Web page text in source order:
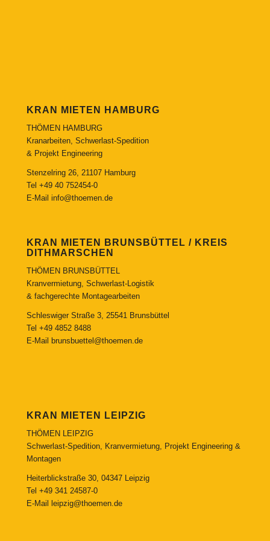
KRAN MIETEN HAMBURG
THÖMEN HAMBURG
Kranarbeiten, Schwerlast-Spedition
& Projekt Engineering
Stenzelring 26, 21107 Hamburg
Tel +49 40 752454-0
E-Mail info@thoemen.de
KRAN MIETEN BRUNSBÜTTEL / KREIS
DITHMARSCHEN
THÖMEN BRUNSBÜTTEL
Kranvermietung, Schwerlast-Logistik
& fachgerechte Montagearbeiten
Schleswiger Straße 3, 25541 Brunsbüttel
Tel +49 4852 8488
E-Mail
brunsbuettel@thoemen.de
KRAN MIETEN LEIPZIG
THÖMEN LEIPZIG
Schwerlast-Spedition, Kranvermietung, Projekt Engineering &
Montagen
Heiterblickstraße 30, 04347 Leipzig
Tel +49 341 24587-0
E-Mail
leipzig@thoemen.de